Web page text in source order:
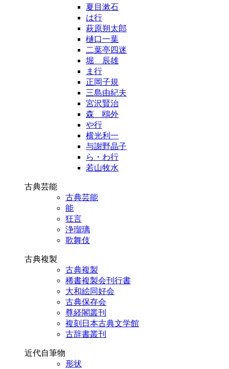
夏目漱石
は行
萩原朔太郎
樋口一葉
二葉亭四迷
堀 辰雄
ま行
正岡子規
三島由紀夫
宮沢賢治
森 鴎外
や行
横光利一
与謝野晶子
ら・わ行
若山牧水
古典芸能
古典芸能
能
狂言
浄瑠璃
歌舞伎
古典複製
古典複製
稀書複製会刊行書
大和絵同好会
古典保存会
尊経閣叢刊
複刻日本古典文学館
古辞書叢刊
近代自筆物
形状